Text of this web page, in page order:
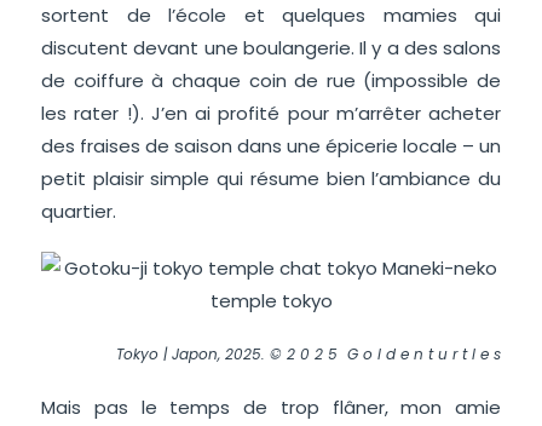
sortent de l’école et quelques mamies qui
discutent devant une boulangerie. Il y a des salons
de coiffure à chaque coin de rue (impossible de
les rater !). J’en ai profité pour m’arrêter acheter
des fraises de saison dans une épicerie locale – un
petit plaisir simple qui résume bien l’ambiance du
quartier.
Tokyo | Japon, 2025. © 2 0 2 5 G o l d e n t u r t l e s
Mais pas le temps de trop flâner, mon amie